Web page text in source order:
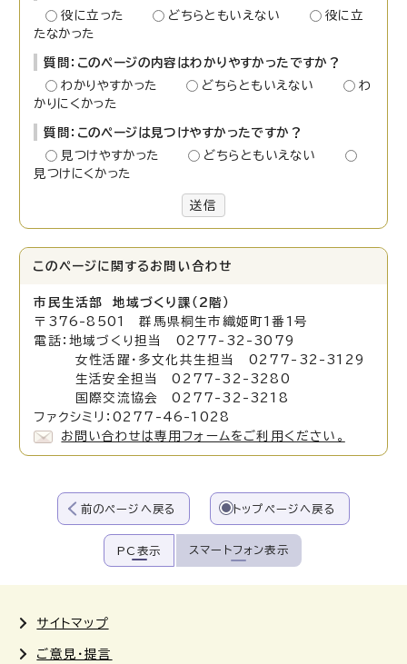
役に立った
どちらともいえない
役に立
たなかった
質問：このページの内容はわかりやすかったですか？
わかりやすかった
どちらともいえない
わ
かりにくかった
質問：このページは見つけやすかったですか？
見つけやすかった
どちらともいえない
見つけにくかった
送信
このページに関する お問い合わせ
市民生活部 地域づくり課（2階）
〒376-8501 群馬県桐生市織姫町1番1号
電話：地域づくり担当 0277-32-3079
女性活躍・多文化共生担当 0277-32-3129
生活安全担当 0277-32-3280
国際交流協会 0277-32-3218
ファクシミリ：0277-46-1028
お問い合わせは専用フォームをご利用ください。
前のページへ戻る トップページへ戻る
PC表示 スマートフォン表示
サイトマップ
ご意見・提言